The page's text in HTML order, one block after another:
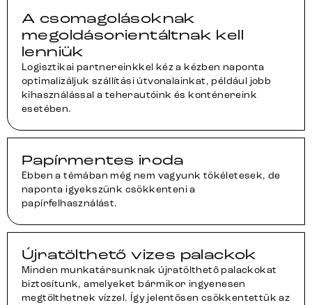
A csomagolásoknak
megoldásorientáltnak kell
lenniük
Logisztikai partnereinkkel kéz a kézben naponta
optimalizáljuk szállítási útvonalainkat, például jobb
kihasználással a teherautóink és konténereink
esetében.
Papírmentes iroda
Ebben a témában még nem vagyunk tökéletesek, de
naponta igyekszünk csökkenteni a
papírfelhasználást.
Újratölthető vizes palackok
Minden munkatársunknak újratölthető palackokat
biztosítunk, amelyeket bármikor ingyenesen
megtölthetnek vízzel. Így jelentősen csökkentettük az